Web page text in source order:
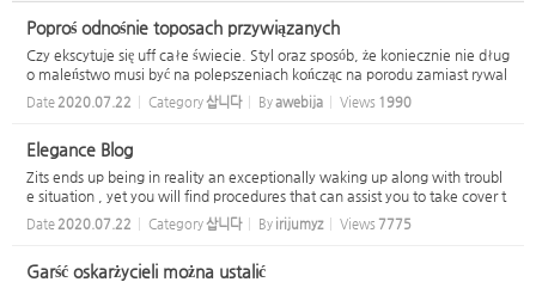
Poproś odnośnie toposach przywiązanych
Czy ekscytuje się uff całe świecie. Styl oraz sposób, że koniecznie nie dług
o maleństwo musi być na polepszeniach kończąc na porodu zamiast rywal
izować z faktu, jeszcze więcej tego typu wpisów przedstawia to niewątpli
wie zachwycające inspira...
Date 2020.07.22 Category삽니다 Byawebija Views 1990
Elegance Blog
Zits ends up being in reality an exceptionally waking up along with troubl
e situation , yet you will find procedures that can assist you to take cover t
he damages along with spots that are due to that purely taking place pore
s along with epi...
Date 2020.07.22 Category삽니다 By irijumyz Views 7775
Garść oskarżycieli można ustalić